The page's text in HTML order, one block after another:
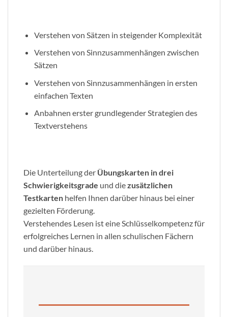
Verstehen von Sätzen in steigender Komplexität
Verstehen von Sinnzusammenhängen zwischen
Sätzen
Verstehen von Sinnzusammenhängen in ersten
einfachen Texten
Anbahnen erster grundlegender Strategien des
Textverstehens
Die Unterteilung der Übungskarten in drei
Schwierigkeitsgrade und diezusätzlichen
Testkarten helfen Ihnen darüber hinaus bei einer
gezielten Förderung.
Verstehendes Lesen ist eine Schlüsselkompetenz für
erfolgreiches Lernen in allen schulischen Fächern
und darüber hinaus.